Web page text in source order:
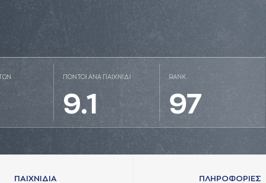
ΠΟΝΤΟΙ ΑΝΑ ΠΑΙΧΝΙΔΙ
9.1
RANK
97
ΠAΙΧΝΙΔΙA ΠΛΗΡΟΦΟΡΙΕΣ